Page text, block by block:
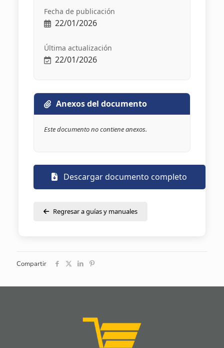
Fecha de publicación
22/01/2026
Última actualización
22/01/2026
Anexos del documento
Este documento no contiene anexos.
Descargar documento completo
Regresar a guías y manuales
Compartir